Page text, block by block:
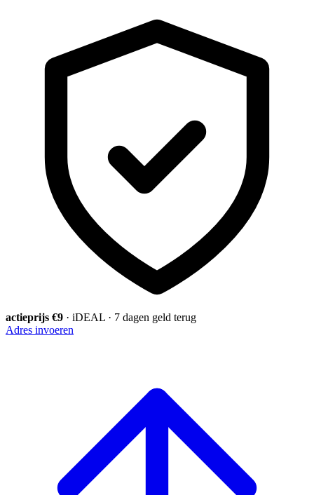
actieprijs €9 · iDEAL · 7 dagen geld terug
Adres invoeren